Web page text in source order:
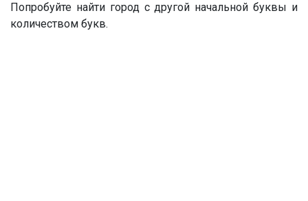
Попробуйте найти город с другой начальной буквы и
количеством букв.